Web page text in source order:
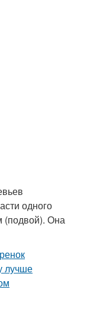
одного
(подвой). Она